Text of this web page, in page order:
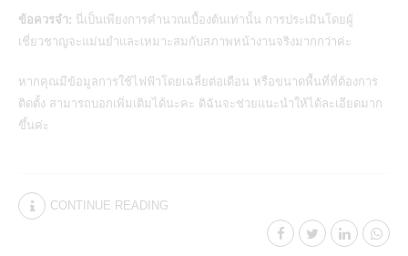
ข้อควรจำ: นี่เป็นเพียงการคำนวณเบื้องต้นเท่านั้น การประเมินโดยผู้
เชี่ยวชาญจะแม่นยำและเหมาะสมกับสภาพหน้างานจริงมากกว่าค่ะ
หากคุณมีข้อมูลการใช้ไฟฟ้าโดยเฉลี่ยต่อเดือน หรือขนาดพื้นที่ที่ต้องการ
ติดตั้ง สามารถบอกเพิ่มเติมได้นะคะ ดิฉันจะช่วยแนะนำให้ได้ละเอียดมาก
ขึ้นค่ะ
CONTINUE READING